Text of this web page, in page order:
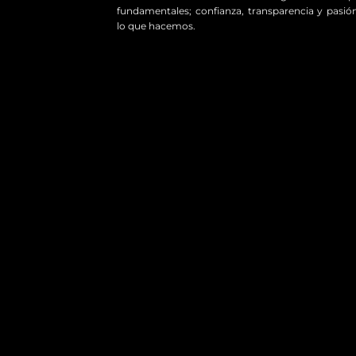
fundamentales; confianza, transparencia y
lo que hacemos.